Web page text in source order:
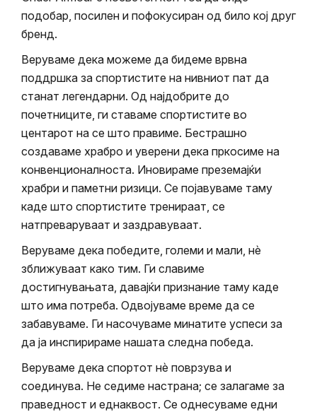
подобар, посилен и пофокусиран од било кој друг
бренд.
Веруваме дека можеме да бидеме врвна
поддршка за спортистите на нивниот пат да
станат легендарни. Од најдобрите до
почетниците, ги ставаме спортистите во
центарот на се што правиме. Бестрашно
создаваме храбро и уверени дека пркосиме на
конвенционалноста. Иновираме преземајќи
храбри и паметни ризици. Се појавуваме таму
каде што спортистите тренираат, се
натпреваруваат и заздравуваат.
Веруваме дека победите, големи и мали, нè
зближуваат како тим. Ги славиме
достигнувањата, давајќи признание таму каде
што има потреба. Одвојуваме време да се
забавуваме. Ги насочуваме минатите успеси за
да ја инспирираме нашата следна победа.
Веруваме дека спортот нè поврзува и
соединува. Не седиме настрана; се залагаме за
праведност и еднаквост. Се однесуваме едни